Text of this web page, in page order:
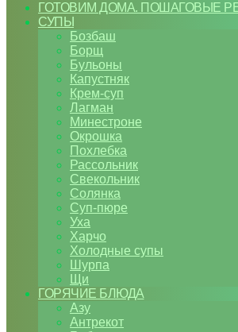
ГОТОВИМ ДОМА. ПОШАГОВЫЕ
СУПЫ
Бозбаш
Борщ
Бульоны
Капустняк
Крем-суп
Лагман
Минестроне
Окрошка
Похлебка
Рассольник
Свекольник
Солянка
Суп-пюре
Уха
Харчо
Холодные супы
Шурпа
Щи
ГОРЯЧИЕ БЛЮДА
Азу
Антрекот